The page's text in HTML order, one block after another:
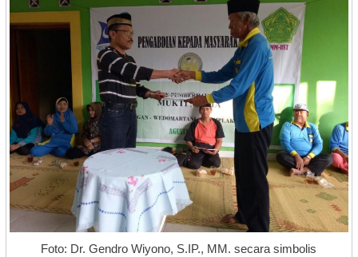
Foto: Dr. Gendro Wiyono, S.IP., MM. secara simbolis